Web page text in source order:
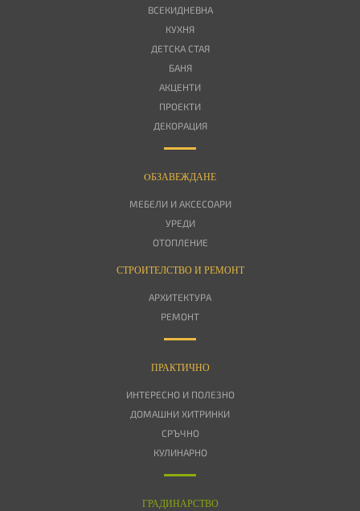
ВСЕКИДНЕВНА
КУХНЯ
ДЕТСКА СТАЯ
БАНЯ
АКЦЕНТИ
ПРОЕКТИ
ДЕКОРАЦИЯ
OБЗАВЕЖДАНЕ
МЕБЕЛИ И АКСЕСОАРИ
УРЕДИ
ОТОПЛЕНИЕ
СТРОИТЕЛСТВО И РЕМОНТ
АРХИТЕКТУРА
РЕМОНТ
ПРАКТИЧНО
ИНТЕРЕСНО И ПОЛЕЗНО
ДОМАШНИ ХИТРИНКИ
СРЪЧНО
КУЛИНАРНО
ГРАДИНАРСТВО